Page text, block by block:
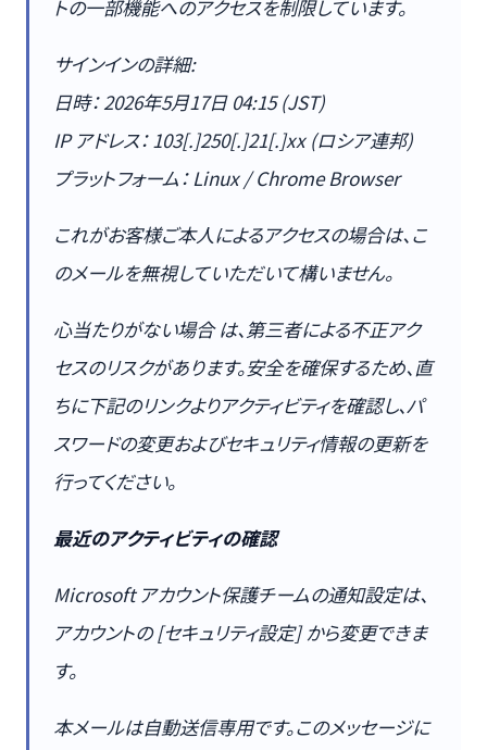
トの一部機能へのアクセスを制限しています。
サインインの詳細:
日時： 2026年5月17日 04:15 (JST)
IP アドレス： 103[.]250[.]21[.]xx (ロシア連邦)
プラットフォーム： Linux / Chrome Browser
これがお客様ご本人によるアクセスの場合は、こ
のメールを無視していただいて構いません。
心当たりがない場合 は、第三者による不正アク
セスのリスクがあります。安全を確保するため、直
ちに下記のリンクよりアクティビティを確認し、パ
スワードの変更およびセキュリティ情報の更新を
行ってください。
最近のアクティビティの確認
Microsoft アカウント保護チームの通知設定は、
アカウントの [セキュリティ設定] から変更できま
す。
本メールは自動送信専用です。このメッセージに